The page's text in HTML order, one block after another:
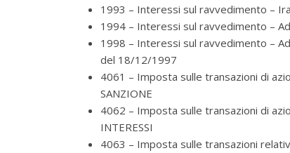
1993 – Interessi sul ravvedimento –
1994 – Interessi sul ravvedimento –
1998 – Interessi sul ravvedimento –
del 18/12/1997
4061 – Imposta sulle transazioni di
SANZIONE
4062 – Imposta sulle transazioni di
INTERESSI
4063 – Imposta sulle transazioni